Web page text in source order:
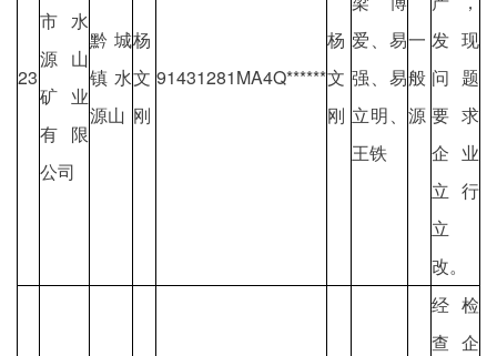
23
市水
源山
矿业
有限
公司
黔城
镇水
源山
杨
文
刚
91431281MA4Q******
杨
文
刚
爱、易
强、易
立明、
王铁
一
般
源
发现
问题
要求
企业
立行
立
改。
经检
查企